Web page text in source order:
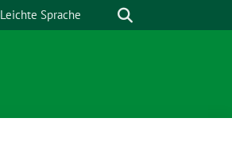
Leichte Sprache Suche